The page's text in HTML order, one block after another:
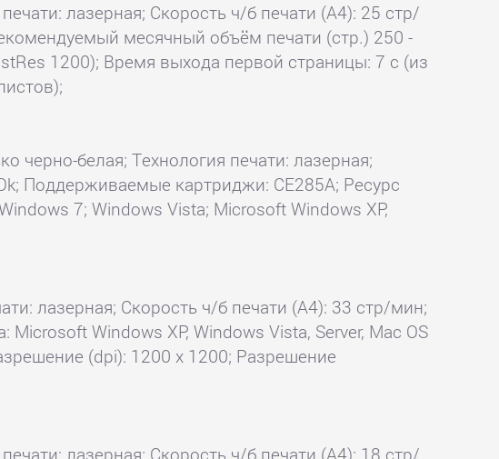
лазерная; Скорость ч/б печати (А4): 25 стр/
месячный объём печати (стр.) 250 -
1200); Время выхода первой страницы: 7 с (из
белая; Технология печати: лазерная;
Поддерживаемые картриджи: CE285A; Ресурс
7; Windows Vista; Microsoft Windows XP,
лазерная; Скорость ч/б печати (А4): 33 стр/мин;
Windows XP, Windows Vista, Server, Mac OS
(dpi): 1200 x 1200; Разрешение
лазерная; Скорость ч/б печати (А4): 18 стр/